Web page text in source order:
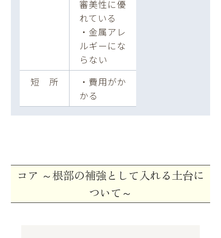
審美性に優
れている
・金属アレ
ルギーにな
らない
短 所
・費用がか
かる
コア ～根部の補強として入れる土台に
ついて～